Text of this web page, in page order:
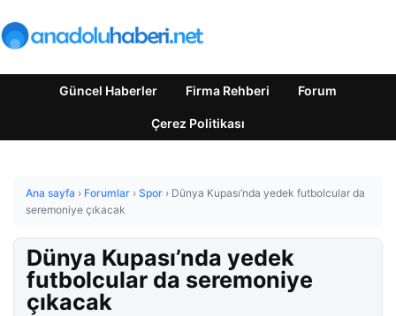
Güncel Haberler Firma Rehberi Forum
Çerez Politikası
Ana sayfa › Forumlar › Spor › Dünya Kupası’nda yedek futbolcular da
seremoniye çıkacak
Dünya Kupası’nda yedek
futbolcular da seremoniye
çıkacak